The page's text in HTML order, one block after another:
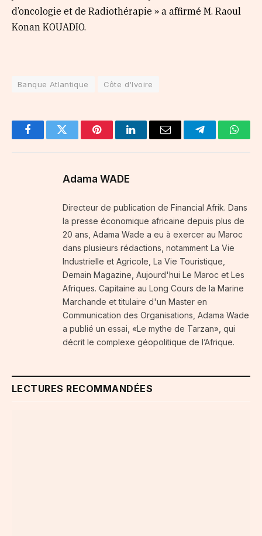
d’oncologie et de Radiothérapie » a affirmé M. Raoul
Konan KOUADIO.
Banque Atlantique Côte d'Ivoire
FacebookTwitter PinterestLinkedInEmail Telegram
Adama WADE
Directeur de publication de Financial Afrik. Dans
la presse économique africaine depuis plus de
20 ans, Adama Wade a eu à exercer au Maroc
dans plusieurs rédactions, notamment La Vie
Industrielle et Agricole, La Vie Touristique,
Demain Magazine, Aujourd'hui Le Maroc et Les
Afriques. Capitaine au Long Cours de la Marine
Marchande et titulaire d'un Master en
Communication des Organisations, Adama Wade
a publié un essai, «Le mythe de Tarzan», qui
décrit le complexe géopolitique de l’Afrique.
LECTURES RECOMMANDÉES